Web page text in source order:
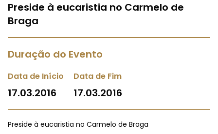
Preside à eucaristia no Carmelo de
Braga
Duração do Evento
Data de Início
17.03.2016
Data de Fim
17.03.2016
Preside à eucaristia no Carmelo de Braga